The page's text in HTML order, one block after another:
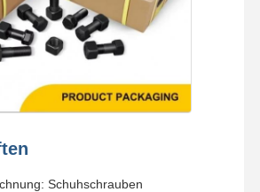
Schuhschrauben